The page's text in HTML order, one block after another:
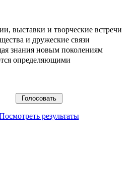
выставки и творческие встречи
и дружеские связи
знания новым поколениям
определяющими
результаты